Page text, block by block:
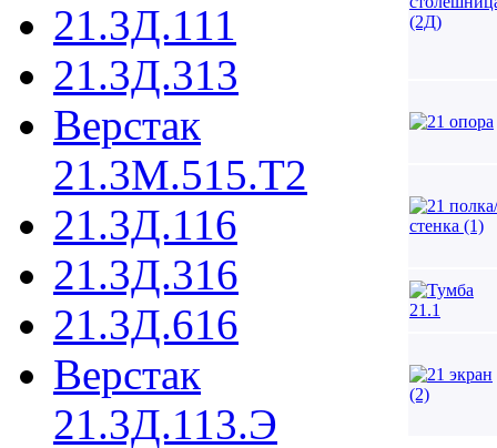
21.3Д.111
21.3Д.313
Верстак
21.3М.515.Т2
21.3Д.116
21.3Д.316
21.3Д.616
Верстак
21.3Д.113.Э